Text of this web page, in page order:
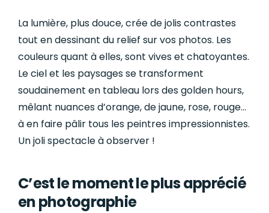
La lumière, plus douce, crée de jolis contrastes
tout en dessinant du relief sur vos photos. Les
couleurs quant à elles, sont vives et chatoyantes.
Le ciel et les paysages se transforment
soudainement en tableau lors des golden hours,
mêlant nuances d’orange, de jaune, rose, rouge…
à en faire pâlir tous les peintres impressionnistes.
Un joli spectacle à observer !
C’est le moment le plus apprécié
en photographie